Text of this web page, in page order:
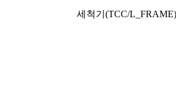
세척기(TCC/L_FRAME)